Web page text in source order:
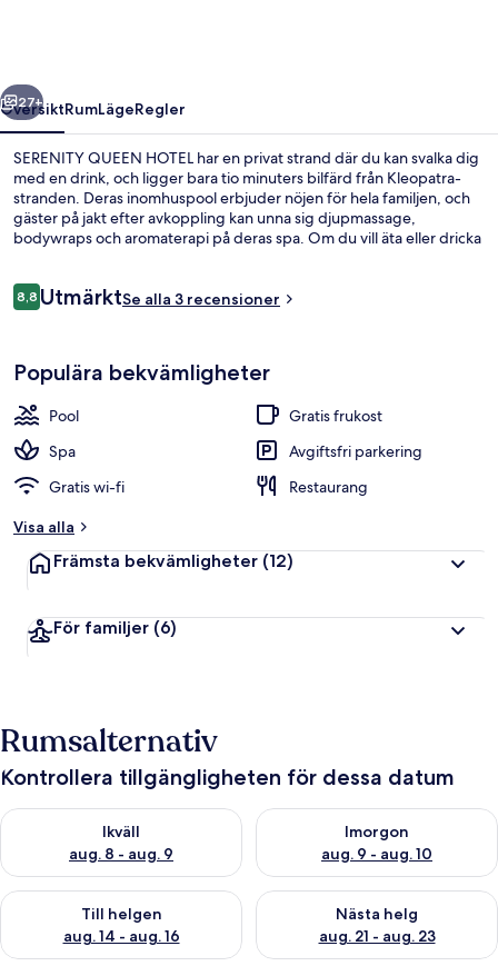
Nästa
27+
ÖversiktRumLägeRegler
SERENITY QUEEN HOTEL har en privat strand där du kan svalka dig
med en drink, och ligger bara tio minuters bilfärd från Kleopatra-
stranden. Deras inomhuspool erbjuder nöjen för hela familjen, och
gäster på jakt efter avkoppling kan unna sig djupmassage,
bodywraps och aromaterapi på deras spa. Om du vill äta eller dricka
fitnesscenter och en säsongsöppen utomhuspool.
Recensioner
8,88,8 av 10,
UtmärktSe alla 3 recensioner
Populära bekvämligheter
Pool
Gratis frukost
Spa
Avgiftsfri parkering
Gratis wi-fi
Restaurang
Visa alla
Främsta bekvämligheter (12)
För familjer (6)
Rumsalternativ
Kontrollera tillgängligheten för dessa datum
Ikväll
aug. 8 - aug. 9
Kontrollera tillgängligheten för ikväll aug. 8 - aug. 9
Imorgon
aug. 9 - aug. 10
Kontrollera tillgängligheten
Till helgen
aug. 14 - aug. 16
Kontrollera tillgängligheten för den här helgen aug. 14 - aug.
Nästa helg
aug. 21 - aug. 23
Kontrollera tillgängligheten